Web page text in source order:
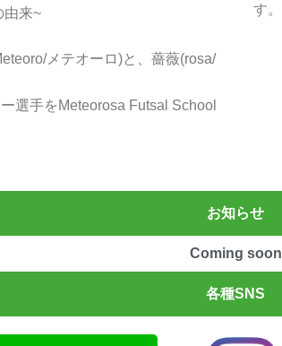
由来~
メテオーロ)と、薔薇(rosa/
選手をMeteorosa Futsal School
す。
お知らせ
Coming soon
各種SNS